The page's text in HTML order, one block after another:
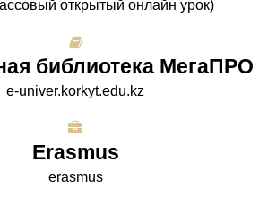
открытый онлайн урок)
библиотека МегаПРО
e-univer.korkyt.edu.kz
Erasmus
erasmus